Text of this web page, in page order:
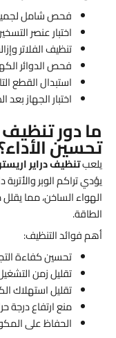
فحص شامل لجميع
اختبار عنصر
تنظيف الفلاتر وإزالة
فحص الدوائر
استبدال القطع
اختبار الجهاز بعد
ما دور تنظيف
تحسين الأداء؟
يلعبتنظيف دراير اريستون
يؤدي تراكم الوبر
الهواء الساخن، مما
الطاقة.
أهم فوائد التنظيف:
تحسين كفاءة
تقليل زمن التشغيل
تقليل استهلاك
منع ارتفاع درجة
الحفاظ على